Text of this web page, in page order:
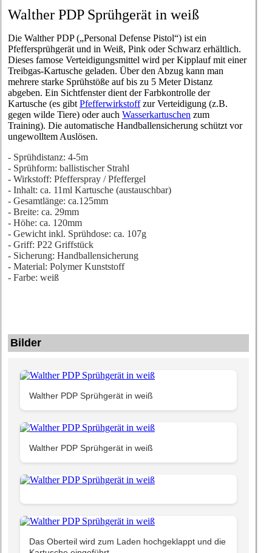
Walther PDP Sprühgerät in weiß
Die Walther PDP („Personal Defense Pistol“) ist ein
Pfeffersprühgerät und in Weiß, Pink oder Schwarz erhältlich.
Dieses famose Verteidigungsmittel wird per Kipplauf mit einer
Treibgas-Kartusche geladen. Über den Abzug kann man
mehrere starke Sprühstöße auf bis zu 5 Meter Distanz
abgeben. Ein Sichtfenster dient der Farbkontrolle der
Kartusche (es gibt Pfefferwirkstoffzur Verteidigung (z.B.
gegen wilde Tiere) oder auch Wasserkartuschen zum
Training). Die automatische Handballensicherung schützt vor
ungewolltem Auslösen.
- Sprühdistanz: 4-5m
- Sprühform: ballistischer Strahl
- Wirkstoff: Pfefferspray / Pfeffergel
- Inhalt: ca. 11ml Kartusche (austauschbar)
- Gesamtlänge: ca.125mm
- Breite: ca. 29mm
- Höhe: ca. 120mm
- Gewicht inkl. Sprühdose: ca. 107g
- Griff: P22 Griffstück
- Sicherung: Handballensicherung
- Material: Polymer Kunststoff
- Farbe: weiß
Bilder
Walther PDP Sprühgerät in weiß
Walther PDP Sprühgerät in weiß
Das Oberteil wird zum Laden hochgeklappt und die